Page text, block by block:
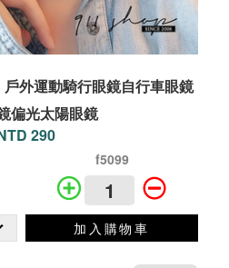
外運動騎行眼鏡自行車眼鏡
偏光太陽眼鏡
290
f5099
加入購物車